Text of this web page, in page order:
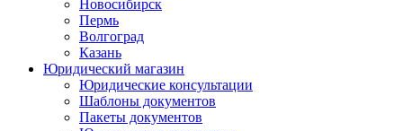
Новосибирск
Пермь
Волгоград
Казань
Юридический магазин
Юридические консультации
Шаблоны документов
Пакеты документов